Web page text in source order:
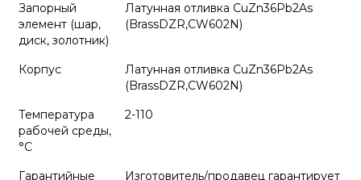
Запорный
элемент (шар,
диск, золотник)
Латунная отливка CuZn36Pb2As
(BrassDZR,CW602N)
Корпус
Латунная отливка CuZn36Pb2As
(BrassDZR,CW602N)
Температура
рабочей среды,
°С
2-110
Гарантийные Изготовитель/продавец гарантирует